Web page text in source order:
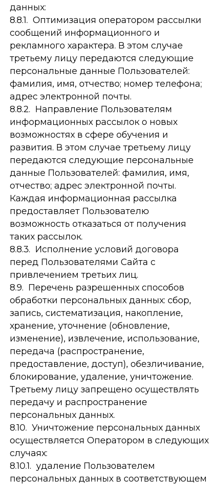
данных:
8.8.1. Оптимизация оператором рассылки
сообщений информационного и
рекламного характера. В этом случае
третьему лицу передаются следующие
персональные данные Пользователей:
фамилия, имя, отчество; номер телефона;
адрес электронной почты.
8.8.2. Направление Пользователям
информационных рассылок о новых
возможностях в сфере обучения и
развития. В этом случае третьему лицу
передаются следующие персональные
данные Пользователей: фамилия, имя,
отчество; адрес электронной почты.
Каждая информационная рассылка
предоставляет Пользователю
возможность отказаться от получения
таких рассылок.
8.8.3. Исполнение условий договора
перед Пользователями Сайта с
привлечением третьих лиц.
8.9. Перечень разрешенных способов
обработки персональных данных: сбор,
запись, систематизация, накопление,
хранение, уточнение (обновление,
изменение), извлечение, использование,
передача (распространение,
предоставление, доступ), обезличивание,
блокирование, удаление, уничтожение.
Третьему лицу запрещено осуществлять
передачу и распространение
персональных данных.
8.10. Уничтожение персональных данных
осуществляется Оператором в следующих
случаях:
8.10.1. удаление Пользователем
персональных данных в соответствующем